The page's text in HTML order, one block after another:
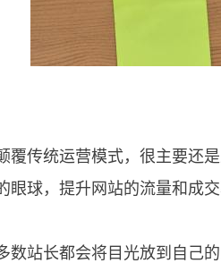
传统运营模式，很主要还是
球，提升网站的流量和成
数站长都会将目光放到自己